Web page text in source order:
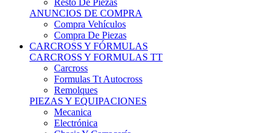
Resto De Piezas
ANUNCIOS DE COMPRA
Compra Vehículos
Compra De Piezas
CARCROSS Y FÓRMULAS
CARCROSS Y FORMULAS TT
Carcross
Formulas Tt Autocross
Remolques
PIEZAS Y EQUIPACIONES
Mecanica
Electrónica